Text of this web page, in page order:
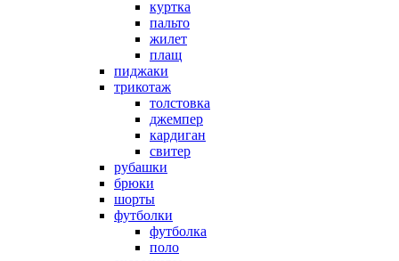
куртка
пальто
жилет
плащ
пиджаки
трикотаж
толстовка
джемпер
кардиган
свитер
рубашки
брюки
шорты
футболки
футболка
поло